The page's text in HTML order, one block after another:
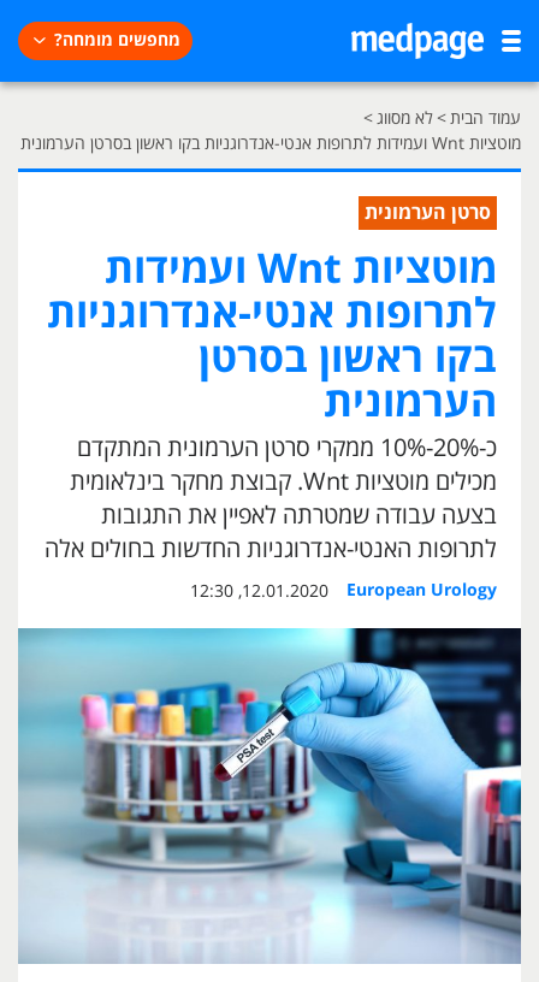
מחפשים מומחה?
עמוד הבית>לא מסווג>
מוטציות Wnt ועמידות לתרופות אנטי-אנדרוגניות בקו ראשון בסרטן הערמונית
סרטן הערמונית
מוטציות Wnt ועמידות
לתרופות אנטי-אנדרוגניות
בקו ראשון בסרטן
הערמונית
כ-20%-10% ממקרי סרטן הערמונית המתקדם
מכילים מוטציות Wnt. קבוצת מחקר בינלאומית
בצעה עבודה שמטרתה לאפיין את התגובות
לתרופות האנטי-אנדרוגניות החדשות בחולים אלה
European Urology
12.01.2020, 12:30